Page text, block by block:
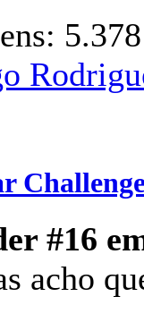
5.378
#16
acho